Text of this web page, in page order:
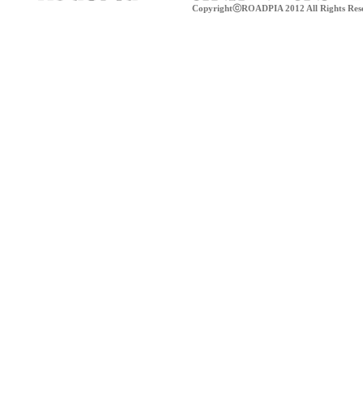
CopyrightⓒROADPIA 2012 All Rights